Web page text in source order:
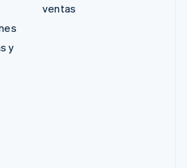
y
ventas